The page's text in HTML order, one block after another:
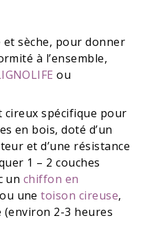
sèche, pour donner
à l’ensemble,
ou
cireux spécifique pour
en bois, doté d’un
et d’une résistance
1 – 2 couches
un chiffon en
ou une toison cireuse,
(environ 2-3 heures